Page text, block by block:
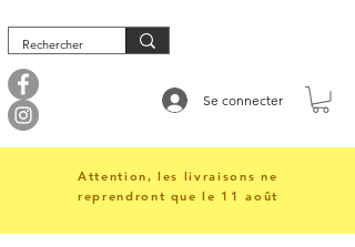
Se connecter
Attention, les livraisons ne
reprendront que le 11 août